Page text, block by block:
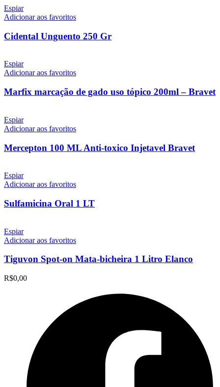
Espiar
Adicionar aos favoritos
Cidental Unguento 250 Gr
Espiar
Adicionar aos favoritos
Marfix marcação de gado uso tópico 200ml – Bravet
Espiar
Adicionar aos favoritos
Mercepton 100 ML Anti-toxico Injetavel Bravet
Espiar
Adicionar aos favoritos
Sulfamicina Oral 1 LT
Espiar
Adicionar aos favoritos
Tiguvon Spot-on Mata-bicheira 1 Litro Elanco
R$0,00